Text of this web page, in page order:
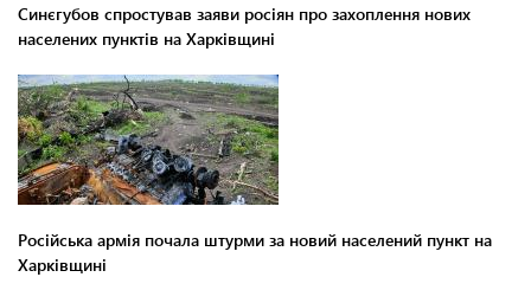
Синєгубов спростував заяви росіян про захоплення нових
населених пунктів на Харківщині
Російська армія почала штурми за новий населений пункт на
Харківщині